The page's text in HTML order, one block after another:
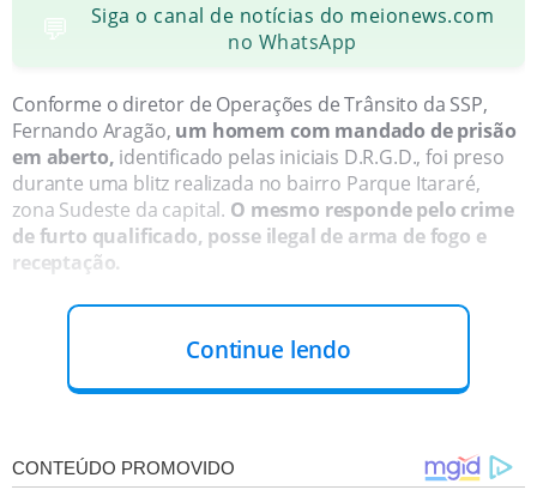
💬
Siga o canal de notícias do meionews.com
no WhatsApp
Conforme o diretor de Operações de Trânsito da SSP,
Fernando Aragão, um homem com mandado de prisão
em aberto, identificado pelas iniciais D.R.G.D., foi preso
durante uma blitz realizada no bairro Parque Itararé,
zona Sudeste da capital. O mesmo responde pelo crime
de furto qualificado, posse ilegal de arma de fogo e
receptação.
Continue lendo